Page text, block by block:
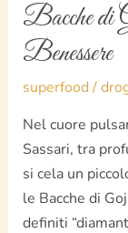
Bacche di
Benessere
superfood /
Nel cuore
Sassari, tra
si cela un
le Bacche di
definiti